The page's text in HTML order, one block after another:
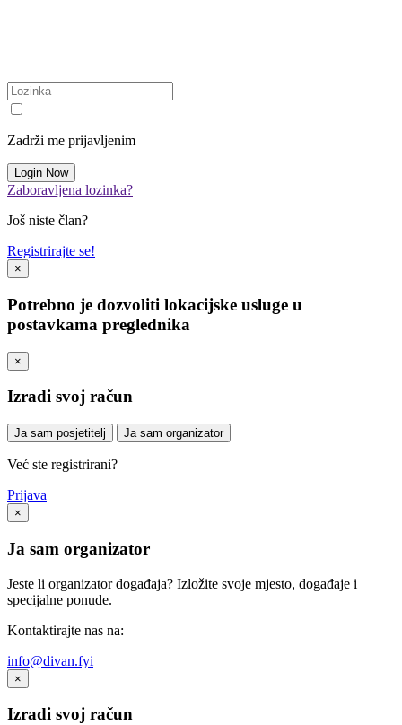
Zadrži me prijavljenim
Zaboravljena lozinka?
Još niste član?
Registrirajte se!
×
Potrebno je dozvoliti lokacijske usluge u
postavkama preglednika
×
Izradi svoj račun
Ja sam posjetitelj Ja sam organizator
Već ste registrirani?
Prijava
×
Ja sam organizator
Jeste li organizator događaja? Izložite svoje mjesto, događaje i
specijalne ponude.
Kontaktirajte nas na:
info@divan.fyi
×
Izradi svoj račun